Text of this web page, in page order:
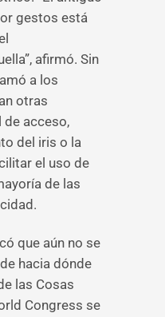
gestos está
afirmó. Sin
a los
otras
acceso,
del iris o la
el uso de
de las
que aún no se
hacia dónde
las Cosas
Congress se